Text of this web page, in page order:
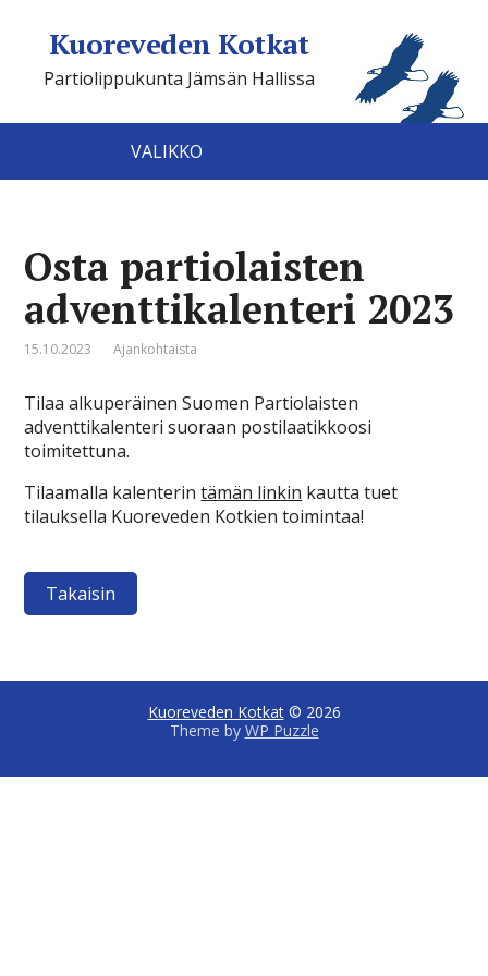
Kuoreveden Kotkat
Partiolippukunta Jämsän Hallissa
VALIKKO
Osta partiolaisten
adventtikalenteri 2023
15.10.2023 Ajankohtaista
Tilaa alkuperäinen Suomen Partiolaisten
adventtikalenteri suoraan postilaatikkoosi
toimitettuna.
Tilaamalla kalenterintämän linkin kautta tuet
tilauksella Kuoreveden Kotkien toimintaa!
Takaisin
Kuoreveden Kotkat© 2026
Theme by WP Puzzle